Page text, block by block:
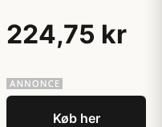
224,75 kr
Køb her